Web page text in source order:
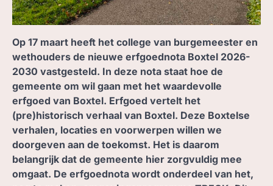
Op 17 maart heeft het college van burgemeester en
wethouders de nieuwe erfgoednota Boxtel 2026-
2030 vastgesteld. In deze nota staat hoe de
gemeente om wil gaan met het waardevolle
erfgoed van Boxtel. Erfgoed vertelt het
(pre)historisch verhaal van Boxtel. Deze Boxtelse
verhalen, locaties en voorwerpen willen we
doorgeven aan de toekomst. Het is daarom
belangrijk dat de gemeente hier zorgvuldig mee
omgaat. De erfgoednota wordt onderdeel van het,